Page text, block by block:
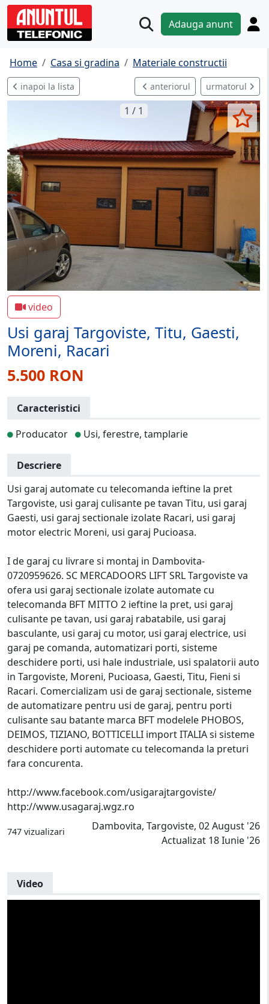
Adauga anunt
Home Casa si gradina Materiale constructii
inapoi la lista anteriorul urmatorul
1 / 1
video
Usi garaj Targoviste, Titu, Gaesti,
Moreni, Racari
5.500 RON
Caracteristici
Producator
Usi, ferestre, tamplarie
Descriere
Usi garaj automate cu telecomanda ieftine la pret
Targoviste, usi garaj culisante pe tavan Titu, usi garaj
Gaesti, usi garaj sectionale izolate Racari, usi garaj
motor electric Moreni, usi garaj Pucioasa.
I de garaj cu livrare si montaj in Dambovita-
0720959626. SC MERCADOORS LIFT SRL Targoviste va
ofera usi garaj sectionale izolate automate cu
telecomanda BFT MITTO 2 ieftine la pret, usi garaj
culisante pe tavan, usi garaj rabatabile, usi garaj
basculante, usi garaj cu motor, usi garaj electrice, usi
garaj pe comanda, automatizari porti, sisteme
deschidere porti, usi hale industriale, usi spalatorii auto
in Targoviste, Moreni, Pucioasa, Gaesti, Titu, Fieni si
Racari. Comercializam usi de garaj sectionale, sisteme
de automatizare pentru usi de garaj, pentru porti
culisante sau batante marca BFT modelele PHOBOS,
DEIMOS, TIZIANO, BOTTICELLI import ITALIA si sisteme
deschidere porti automate cu telecomanda la preturi
fara concurenta.
http://www.facebook.com/usigarajtargoviste/
http://www.usagaraj.wgz.ro
747 vizualizari
Dambovita, Targoviste, 02 August '26
Actualizat 18 Iunie '26
Video